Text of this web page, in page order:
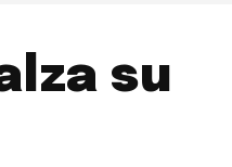
su